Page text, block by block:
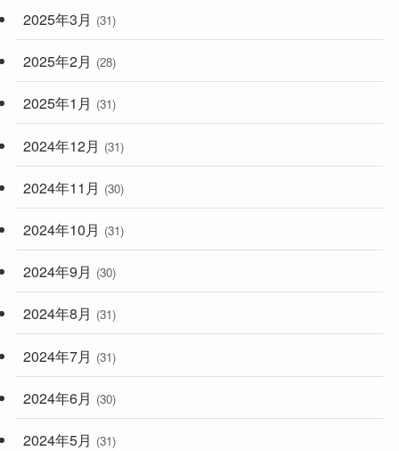
2025年3月 (31)
2025年2月 (28)
2025年1月 (31)
2024年12月 (31)
2024年11月 (30)
2024年10月 (31)
2024年9月 (30)
2024年8月 (31)
2024年7月 (31)
2024年6月 (30)
2024年5月 (31)